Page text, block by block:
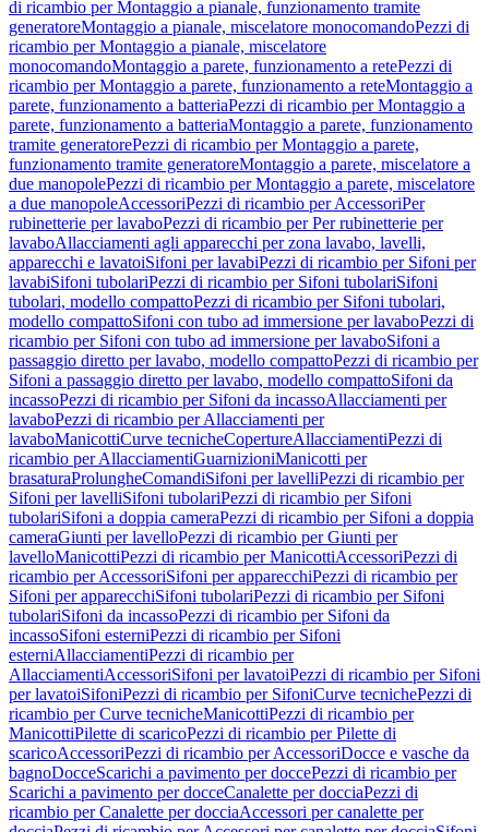
di ricambio per Montaggio a pianale, funzionamento tramite
generatoreMontaggio a pianale, miscelatore monocomandoPezzi di
ricambio per Montaggio a pianale, miscelatore
monocomandoMontaggio a parete, funzionamento a retePezzi di
ricambio per Montaggio a parete, funzionamento a reteMontaggio a
parete, funzionamento a batteriaPezzi di ricambio per Montaggio a
parete, funzionamento a batteriaMontaggio a parete, funzionamento
tramite generatorePezzi di ricambio per Montaggio a parete,
funzionamento tramite generatoreMontaggio a parete, miscelatore a
due manopolePezzi di ricambio per Montaggio a parete, miscelatore
a due manopoleAccessoriPezzi di ricambio per AccessoriPer
rubinetterie per lavaboPezzi di ricambio per Per rubinetterie per
lavaboAllacciamenti agli apparecchi per zona lavabo, lavelli,
apparecchi e lavatoiSifoni per lavabiPezzi di ricambio per Sifoni per
lavabiSifoni tubolariPezzi di ricambio per Sifoni tubolariSifoni
tubolari, modello compattoPezzi di ricambio per Sifoni tubolari,
modello compattoSifoni con tubo ad immersione per lavaboPezzi di
ricambio per Sifoni con tubo ad immersione per lavaboSifoni a
passaggio diretto per lavabo, modello compattoPezzi di ricambio per
Sifoni a passaggio diretto per lavabo, modello compattoSifoni da
incassoPezzi di ricambio per Sifoni da incassoAllacciamenti per
lavaboPezzi di ricambio per Allacciamenti per
lavaboManicottiCurve tecnicheCopertureAllacciamentiPezzi di
ricambio per AllacciamentiGuarnizioniManicotti per
brasaturaProlungheComandiSifoni per lavelliPezzi di ricambio per
Sifoni per lavelliSifoni tubolariPezzi di ricambio per Sifoni
tubolariSifoni a doppia cameraPezzi di ricambio per Sifoni a doppia
cameraGiunti per lavelloPezzi di ricambio per Giunti per
lavelloManicottiPezzi di ricambio per ManicottiAccessoriPezzi di
ricambio per AccessoriSifoni per apparecchiPezzi di ricambio per
Sifoni per apparecchiSifoni tubolariPezzi di ricambio per Sifoni
tubolariSifoni da incassoPezzi di ricambio per Sifoni da
incassoSifoni esterniPezzi di ricambio per Sifoni
esterniAllacciamentiPezzi di ricambio per
AllacciamentiAccessoriSifoni per lavatoiPezzi di ricambio per Sifoni
per lavatoiSifoniPezzi di ricambio per SifoniCurve tecnichePezzi di
ricambio per Curve tecnicheManicottiPezzi di ricambio per
ManicottiPilette di scaricoPezzi di ricambio per Pilette di
scaricoAccessoriPezzi di ricambio per AccessoriDocce e vasche da
bagnoDocceScarichi a pavimento per doccePezzi di ricambio per
Scarichi a pavimento per docceCanalette per docciaPezzi di
ricambio per Canalette per docciaAccessori per canalette per